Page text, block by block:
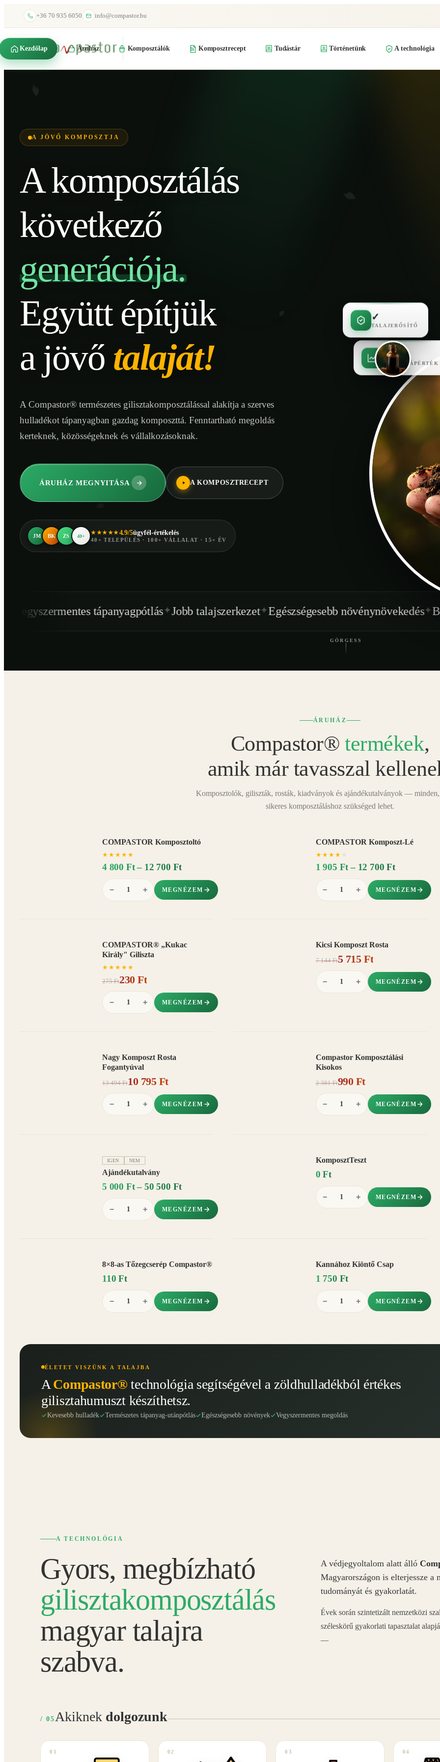
+36 70 935 6050 info@compastor.hu
Kezdőlap Áruház Komposztálók Komposztrecept Tudástár Történetünk A technológia
A JÖVŐ KOMPOSZTJA
A komposztálás
következő
generációja.
Együtt építjük
a jövő talaját!
A Compastor® természetes gilisztakomposztálással alakítja a szerves
hulladékot tápanyagban gazdag komposzttá. Fenntartható megoldás
kerteknek, közösségeknek és vállalkozásoknak.
ÁRUHÁZ MEGNYITÁSA A KOMPOSZTRECEPT
JM BK ZS 40+
★★★★★4.9/5ügyfél-értékelés
40+ TELEPÜLÉS · 100+ VÁLLALAT · 15+ ÉV
✓
MAGAS TÁPÉRTÉK
✓
TALAJERŐSÍTŐ
tápanyagpótlás✦Jobb talajszerkezet✦Egészségesebb növénynövekedés✦Beltéren is
GÖRGESS
ÁRUHÁZ
Compastor®termékek,
amik már tavasszal
Komposztolók, giliszták, rosták, kiadványok és ajándékutalványok — minden,
sikeres komposztáláshoz szükséged lehet.
COMPASTOR Komposztoltó
★ ★ ★ ★ ★
4 800 Ft – 12 700 Ft
− + MEGNÉZEM
COMPASTOR Komposzt-Lé
★ ★ ★ ★
1 905 Ft – 12 700 Ft
− + MEGNÉZEM
COMPASTOR® „Kukac
Király" Giliszta
★ ★ ★ ★ ★
275 Ft230 Ft
− + MEGNÉZEM
Kicsi Komposzt Rosta
7 144 Ft5 715 Ft
− + MEGNÉZEM
Nagy Komposzt Rosta
Fogantyúval
13 494 Ft10 795 Ft
− + MEGNÉZEM
Compastor Komposztálási
Kisokos
2 381 Ft990 Ft
− + MEGNÉZEM
IGEN NEM
Ajándékutalvány
5 000 Ft – 50 500 Ft
− + MEGNÉZEM
KomposztTeszt
0 Ft
− + MEGNÉZEM
8×8-as Tőzegcserép Compastor®
110 Ft
− + MEGNÉZEM
Kannához Kiöntő Csap
1 750 Ft
− + MEGNÉZEM
ÉLETET VISZÜNK A TALAJBA
A Compastor® technológia segítségével a zöldhulladékból értékes
gilisztahumuszt készíthetsz.
Kevesebb hulladék Természetes tápanyag-utánpótlás Egészségesebb növények Vegyszermentes megoldás
A TECHNOLÓGIA
Gyors, megbízható
gilisztakomposztálás
magyar talajra
szabva.
A védjegyoltalom alatt álló
Magyarországon is elterjessze a
tudományát és gyakorlatát.
Évek során szintetizált nemzetközi
széleskörű gyakorlati tapasztalat
—
/ 05 Akiknek dolgozunk
01 02 03 04